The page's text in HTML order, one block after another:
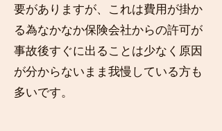
要がありますが、これは費用が掛か
る為なかなか保険会社からの許可が
事故後すぐに出ることは少なく原因
が分からないまま我慢している方も
多いです。